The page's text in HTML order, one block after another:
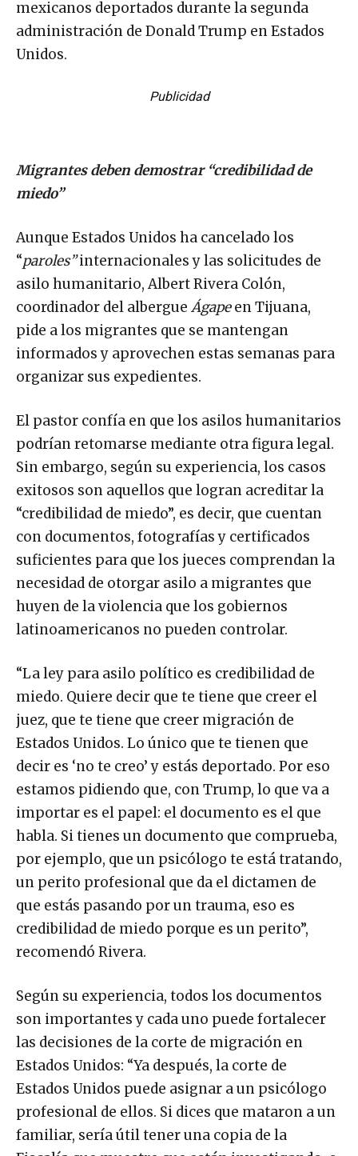
mexicanos deportados durante la segunda
administración de Donald Trump en Estados
Unidos.
Publicidad
Migrantes deben demostrar “credibilidad de
miedo”
Aunque Estados Unidos ha cancelado los
“paroles” internacionales y las solicitudes de
asilo humanitario, Albert Rivera Colón,
coordinador del albergue Ágapeen Tijuana,
pide a los migrantes que se mantengan
informados y aprovechen estas semanas para
organizar sus expedientes.
El pastor confía en que los asilos humanitarios
podrían retomarse mediante otra figura legal.
Sin embargo, según su experiencia, los casos
exitosos son aquellos que logran acreditar la
“credibilidad de miedo”, es decir, que cuentan
con documentos, fotografías y certificados
suficientes para que los jueces comprendan la
necesidad de otorgar asilo a migrantes que
huyen de la violencia que los gobiernos
latinoamericanos no pueden controlar.
“La ley para asilo político es credibilidad de
miedo. Quiere decir que te tiene que creer el
juez, que te tiene que creer migración de
Estados Unidos. Lo único que te tienen que
decir es ‘no te creo’ y estás deportado. Por eso
estamos pidiendo que, con Trump, lo que va a
importar es el papel: el documento es el que
habla. Si tienes un documento que comprueba,
por ejemplo, que un psicólogo te está tratando,
un perito profesional que da el dictamen de
que estás pasando por un trauma, eso es
credibilidad de miedo porque es un perito”,
recomendó Rivera.
Según su experiencia, todos los documentos
son importantes y cada uno puede fortalecer
las decisiones de la corte de migración en
Estados Unidos: “Ya después, la corte de
Estados Unidos puede asignar a un psicólogo
profesional de ellos. Si dices que mataron a un
familiar, sería útil tener una copia de la